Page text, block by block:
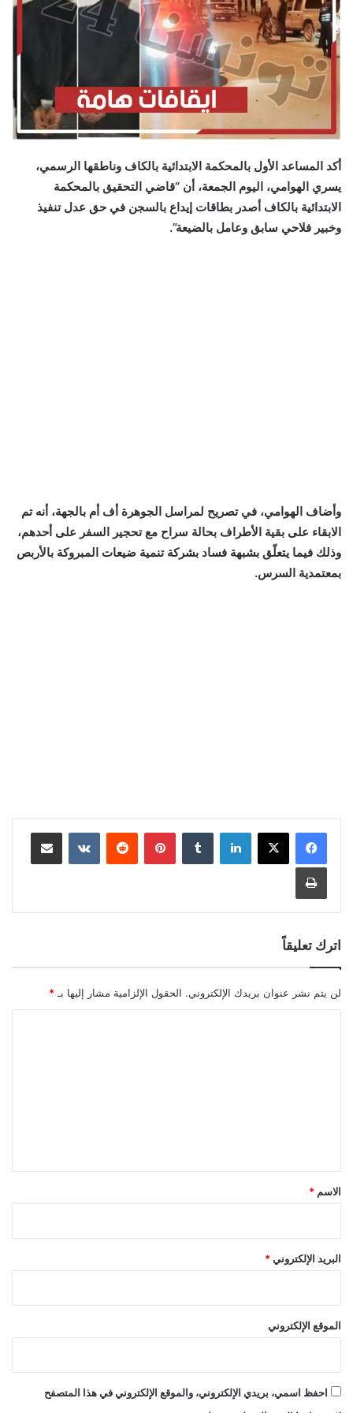
أكد المساعد الأول بالمحكمة الابتدائية بالكاف وناطقها الرسمي،
يسري الهوامي، اليوم الجمعة، أن “قاضي التحقيق بالمحكمة
الابتدائية بالكاف أصدر بطاقات إيداع بالسجن في حق عدل تنفيذ
وخبير فلاحي سابق وعامل بالضيعة”.
وأضاف الهوامي، في تصريح لمراسل الجوهرة أف أم بالجهة، أنه تم
الابقاء على بقية الأطراف بحالة سراح مع تحجير السفر على أحدهم،
وذلك فيما يتعلّق بشبهة فساد بشركة تنمية ضيعات المبروكة بالأربص
بمعتمدية السرس.
لينكدإن بينتيريست مشاركة عبر البريد
طباعة
اترك تعليقاً
لن يتم نشر عنوان بريدك الإلكتروني. الحقول الإلزامية مشار إليها بـ *
*
الاسم *
البريد الإلكتروني *
الموقع الإلكتروني
احفظ اسمي، بريدي الإلكتروني، والموقع الإلكتروني في هذا المتصفح